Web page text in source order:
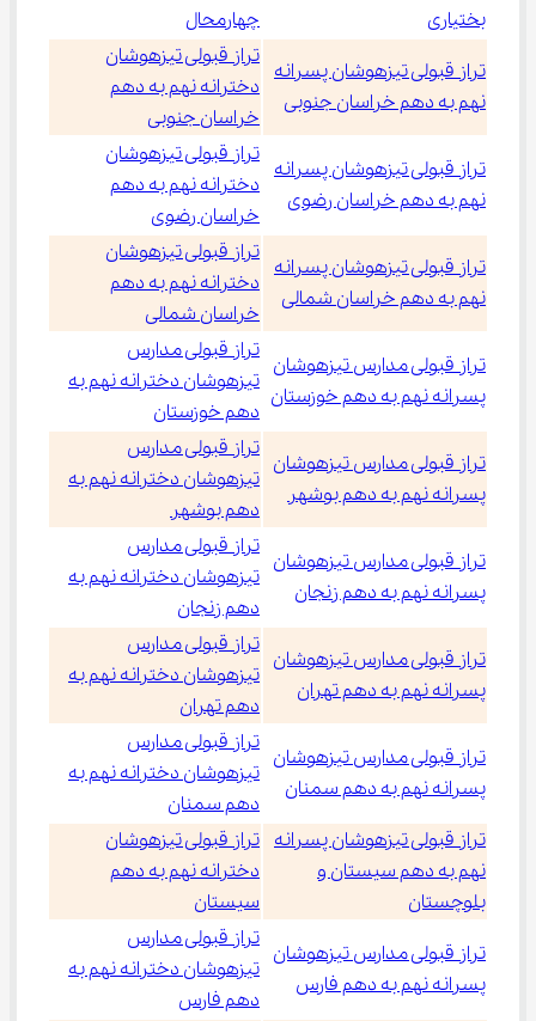
بختیاری
چهارمحال
تراز قبولی تیزهوشان پسرانه
نهم به دهم خراسان جنوبی
تراز قبولی تیزهوشان
دخترانه نهم به دهم
خراسان جنوبی
تراز قبولی تیزهوشان پسرانه
نهم به دهم خراسان رضوی
تراز قبولی تیزهوشان
دخترانه نهم به دهم
خراسان رضوی
تراز قبولی تیزهوشان پسرانه
نهم به دهم خراسان شمالی
تراز قبولی تیزهوشان
دخترانه نهم به دهم
خراسان شمالی
تراز قبولی مدارس تیزهوشان
پسرانه نهم به دهم خوزستان
تراز قبولی مدارس
تیزهوشان دخترانه نهم به
دهم خوزستان
تراز قبولی مدارس تیزهوشان
پسرانه نهم به دهم بوشهر
تراز قبولی مدارس
تیزهوشان دخترانه نهم به
دهم بوشهر
تراز قبولی مدارس تیزهوشان
پسرانه نهم به دهم زنجان
تراز قبولی مدارس
تیزهوشان دخترانه نهم به
دهم زنجان
تراز قبولی مدارس تیزهوشان
پسرانه نهم به دهم تهران
تراز قبولی مدارس
تیزهوشان دخترانه نهم به
دهم تهران
تراز قبولی مدارس تیزهوشان
پسرانه نهم به دهم سمنان
تراز قبولی مدارس
تیزهوشان دخترانه نهم به
دهم سمنان
تراز قبولی تیزهوشان پسرانه
نهم به دهم سیستان و
بلوچستان
تراز قبولی تیزهوشان
دخترانه نهم به دهم
سیستان
تراز قبولی مدارس تیزهوشان
پسرانه نهم به دهم فارس
تراز قبولی مدارس
تیزهوشان دخترانه نهم به
دهم فارس